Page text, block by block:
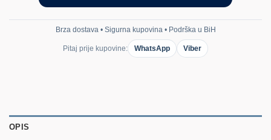
Brza dostava • Sigurna kupovina • Podrška u BiH
Pitaj prije kupovine: WhatsApp Viber
OPIS